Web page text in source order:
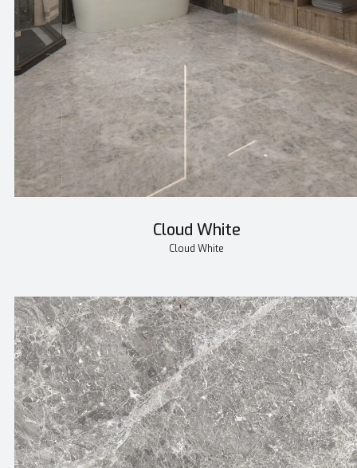
Cloud White
Cloud White